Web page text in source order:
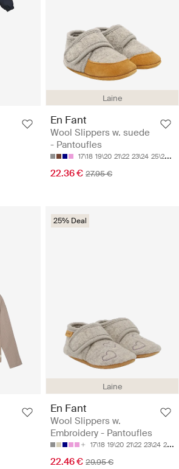
Laine
En Fant
Wool Slippers w. suede
- Pantoufles
17\18 19\20 21\22 23\24 25\26
22.36 € 27.95 €
Laine
25% Deal
En Fant
Wool Slippers w.
Embroidery - Pantoufles
17\18 19\20 21\22 23\24 25\26
22.46 € 29.95 €